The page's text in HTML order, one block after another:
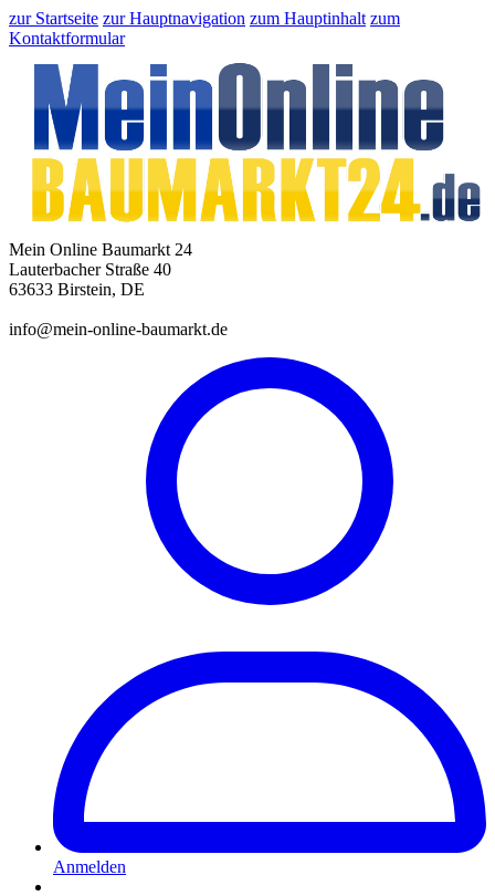
zur Startseite zur Hauptnavigation zum Hauptinhalt zum
Kontaktformular
Mein Online Baumarkt 24
Lauterbacher Straße 40
63633 Birstein, DE
info@mein-online-baumarkt.de
Anmelden